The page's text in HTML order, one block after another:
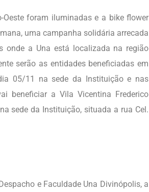
foram iluminadas e a bike flower
uma campanha solidária arrecada
onde a Una está localizada na região
serão as entidades beneficiadas em
05/11 na sede da Instituição e nas
beneficiar a Vila Vicentina Frederico
sede da Instituição, situada a rua Cel.
e Faculdade Una Divinópolis, a